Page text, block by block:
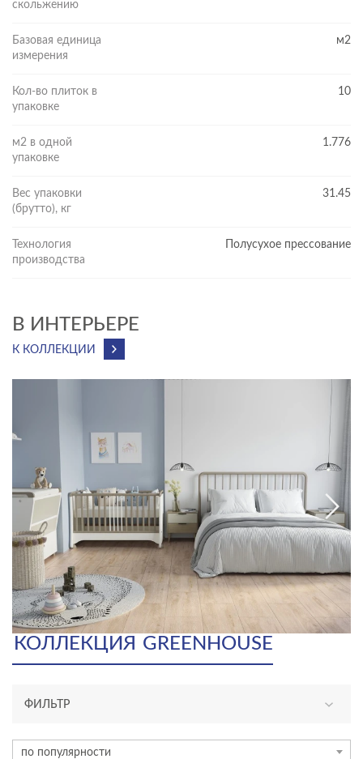
скольжению
Базовая единица
измерения
м2
Кол-во плиток в
упаковке
10
м2 в одной
упаковке
1.776
Вес упаковки
(брутто), кг
31.45
Технология
производства
Полусухое прессование
В ИНТЕРЬЕРЕ
К КОЛЛЕКЦИИ
КОЛЛЕКЦИЯ GREENHOUSE
ФИЛЬТР
по популярности